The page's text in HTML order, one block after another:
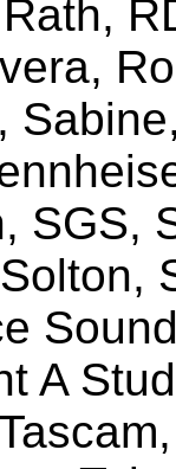
SGS,
A